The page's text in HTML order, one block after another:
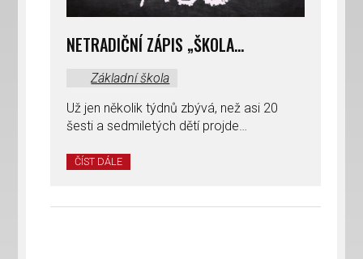
NETRADIČNÍ ZÁPIS „ŠKOLA…
Základní škola
Už jen několik týdnů zbývá, než asi 20
šesti a sedmiletých dětí projde…
ČÍST DÁLE